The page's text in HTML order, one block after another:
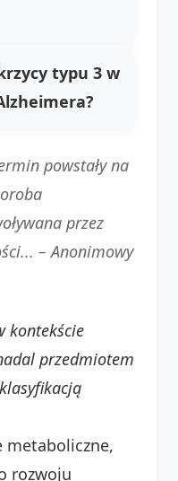
typu 3 w
powstały na
przez
–Anonimowy
kontekście
przedmiotem
rozwoju